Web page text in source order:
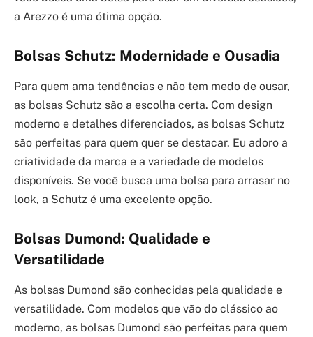
a Arezzo é uma ótima opção.
Bolsas Schutz: Modernidade e Ousadia
Para quem ama tendências e não tem medo de ousar,
as bolsas Schutz são a escolha certa. Com design
moderno e detalhes diferenciados, as bolsas Schutz
são perfeitas para quem quer se destacar. Eu adoro a
criatividade da marca e a variedade de modelos
disponíveis. Se você busca uma bolsa para arrasar no
look, a Schutz é uma excelente opção.
Bolsas Dumond: Qualidade e
Versatilidade
As bolsas Dumond são conhecidas pela qualidade e
versatilidade. Com modelos que vão do clássico ao
moderno, as bolsas Dumond são perfeitas para quem